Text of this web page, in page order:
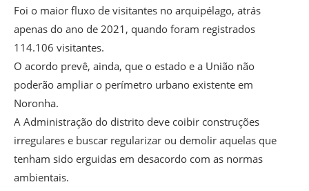
Foi o maior fluxo de visitantes no arquipélago, atrás
apenas do ano de 2021, quando foram registrados
114.106 visitantes.
O acordo prevê, ainda, que o estado e a União não
poderão ampliar o perímetro urbano existente em
Noronha.
A Administração do distrito deve coibir construções
irregulares e buscar regularizar ou demolir aquelas que
tenham sido erguidas em desacordo com as normas
ambientais.